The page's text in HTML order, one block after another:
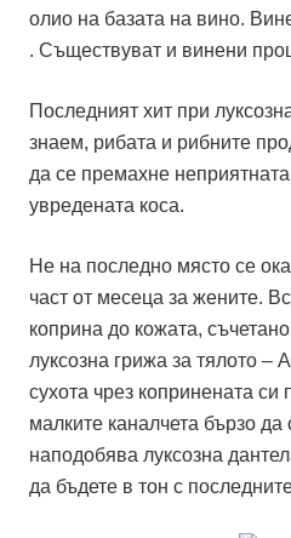
олио на базата на вино.
. Съществуват и винени
Последният хит при
знаем, рибата и рибните
да се премахне
увредената коса.
Не на последно място се
част от месеца за жените.
коприна до кожата,
луксозна грижа за тялото –
сухота чрез копринената
малките каналчета бързо да
наподобява луксозна
да бъдете в тон с